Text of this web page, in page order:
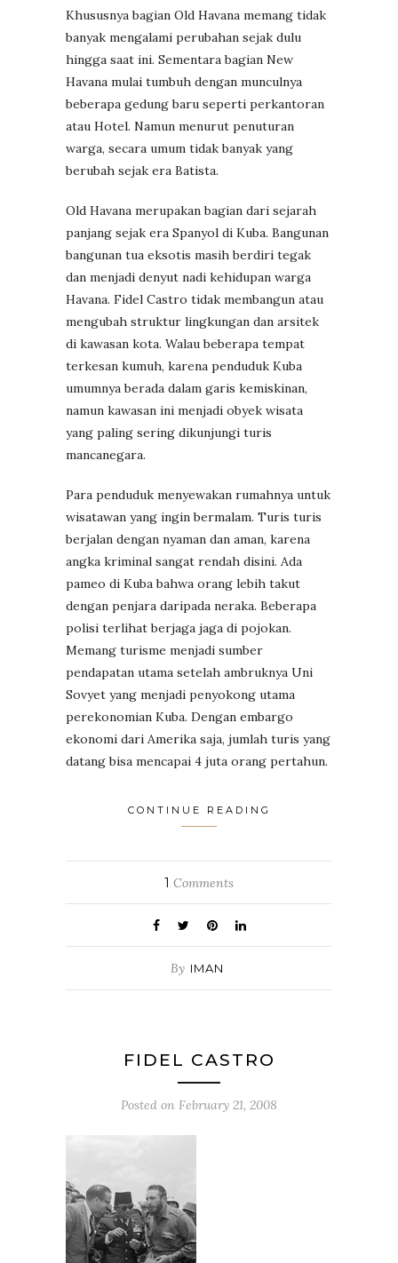
Khususnya bagian Old Havana memang tidak
banyak mengalami perubahan sejak dulu
hingga saat ini. Sementara bagian New
Havana mulai tumbuh dengan munculnya
beberapa gedung baru seperti perkantoran
atau Hotel. Namun menurut penuturan
warga, secara umum tidak banyak yang
berubah sejak era Batista.
Old Havana merupakan bagian dari sejarah
panjang sejak era Spanyol di Kuba. Bangunan
bangunan tua eksotis masih berdiri tegak
dan menjadi denyut nadi kehidupan warga
Havana. Fidel Castro tidak membangun atau
mengubah struktur lingkungan dan arsitek
di kawasan kota. Walau beberapa tempat
terkesan kumuh, karena penduduk Kuba
umumnya berada dalam garis kemiskinan,
namun kawasan ini menjadi obyek wisata
yang paling sering dikunjungi turis
mancanegara.
Para penduduk menyewakan rumahnya untuk
wisatawan yang ingin bermalam. Turis turis
berjalan dengan nyaman dan aman, karena
angka kriminal sangat rendah disini. Ada
pameo di Kuba bahwa orang lebih takut
dengan penjara daripada neraka. Beberapa
polisi terlihat berjaga jaga di pojokan.
Memang turisme menjadi sumber
pendapatan utama setelah ambruknya Uni
Sovyet yang menjadi penyokong utama
perekonomian Kuba. Dengan embargo
ekonomi dari Amerika saja, jumlah turis yang
datang bisa mencapai 4 juta orang pertahun.
CONTINUE READING
1 Comments
By IMAN
FIDEL CASTRO
Posted on February 21, 2008